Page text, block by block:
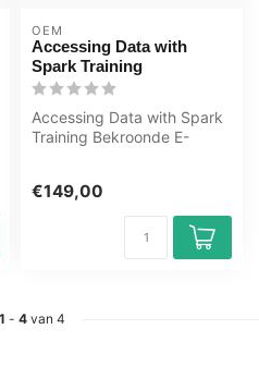
OEM
Accessing Data with
Spark Training
Accessing Data with Spark
Training Bekroonde E-
€149,00
1 - 4 van 4